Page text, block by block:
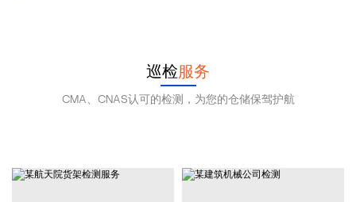
巡检服务
CMA、CNAS认可的检测，为您的仓储保驾护航